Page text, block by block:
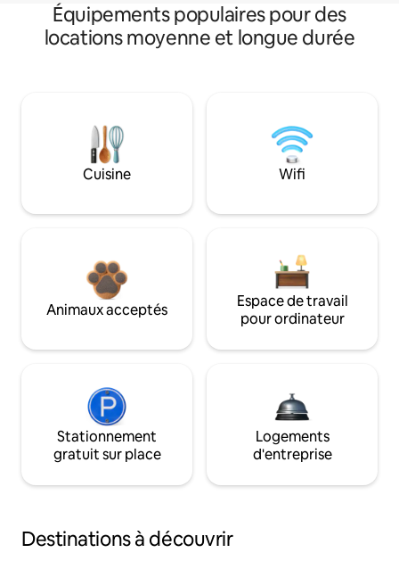
Équipements populaires pour des
locations moyenne et longue durée
Cuisine Wifi
Animaux acceptés
Espace de travail
pour ordinateur
Stationnement
gratuit sur place
Logements
d'entreprise
Destinations à découvrir